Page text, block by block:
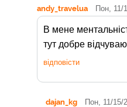
andy_travelua Пон, 11/
В мене
тут добре
відповісти
dajan_kg Пон, 11/15/